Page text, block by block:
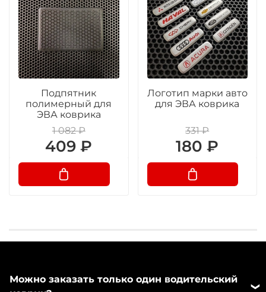
Подпятник
полимерный для
ЭВА коврика
1 082 ₽
409 ₽
Логотип марки авто
для ЭВА коврика
331 ₽
180 ₽
Можно заказать только один водительский